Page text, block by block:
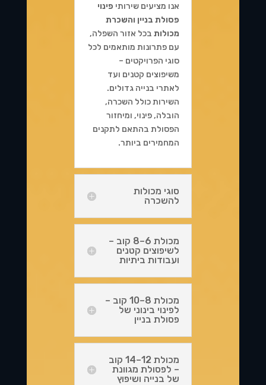
אנו מציעים שירותי פינוי
פסולת בניין והשכרת
מכולותבכל אזור השפלה,
עם פתרונות מותאמים לכל
סוגי הפרויקטים –
משיפוצים קטנים ועד
לאתרי בנייה גדולים.
השירות כולל השכרה,
הובלה, פינוי, ומיחזור
הפסולת בהתאם לתקנים
המחמירים ביותר.
סוגי מכולות
להשכרה
מכולת 6–8 קוב –
לשיפוצים קטנים
ועבודות ביתיות
מכולת 8–10 קוב –
לפינוי בינוני של
פסולת בניין
מכולת 12–14 קוב
– לפסולת מגוונת
של בנייה ושיפוץ